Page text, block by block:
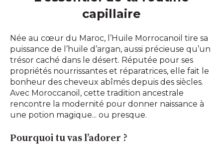
capillaire
Née au cœur du Maroc, l’Huile Morrocanoil tire sa
puissance de l’huile d’argan, aussi précieuse qu’un
trésor caché dans le désert. Réputée pour ses
propriétés nourrissantes et réparatrices, elle fait le
bonheur des cheveux abîmés depuis des siècles.
Avec Moroccanoil , cette tradition ancestrale
rencontre la modernité pour donner naissance à
une potion magique... ou presque.
Pourquoi tu vas l’adorer ?